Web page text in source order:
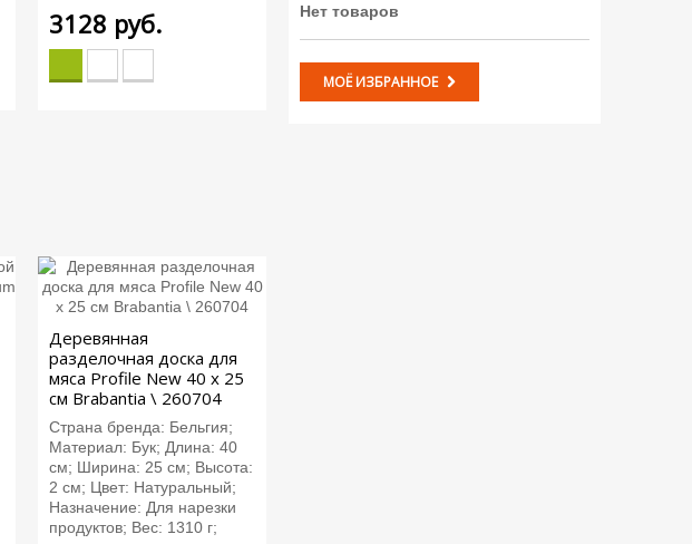
3128 руб.
Деревянная
разделочная доска для
мяса Profile New 40 х 25
см Brabantia \ 260704
Страна бренда: Бельгия;
Материал: Бук; Длина: 40
см; Ширина: 25 см; Высота:
2 см; Цвет: Натуральный;
Назначение: Для нарезки
продуктов; Вес: 1310 г;
Нет товаров
МОЁ ИЗБРАННОЕ